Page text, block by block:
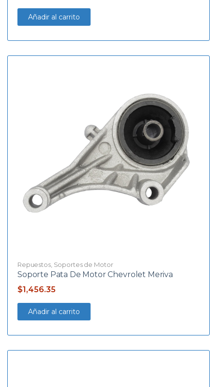
Añadir al carrito
Repuestos, Soportes de Motor
Soporte Pata De Motor Chevrolet Meriva
$1,456.35
Añadir al carrito